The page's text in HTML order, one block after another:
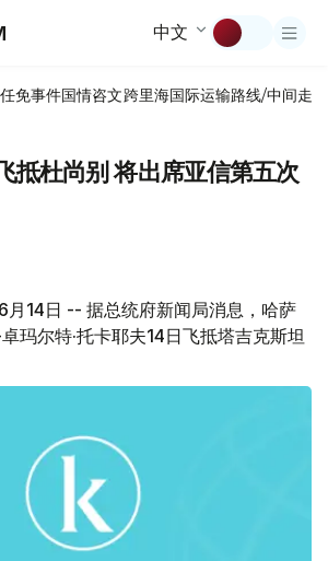
中文
任免事件国情咨文跨里海国际运输路线/中间走廊
抵杜尚别 将出席亚信第五次
14日 -- 据总统府新闻局消息，哈萨
玛尔特·托卡耶夫14日飞抵塔吉克斯坦